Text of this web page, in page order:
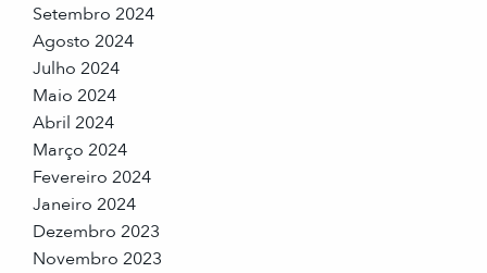
Setembro 2024
Agosto 2024
Julho 2024
Maio 2024
Abril 2024
Março 2024
Fevereiro 2024
Janeiro 2024
Dezembro 2023
Novembro 2023